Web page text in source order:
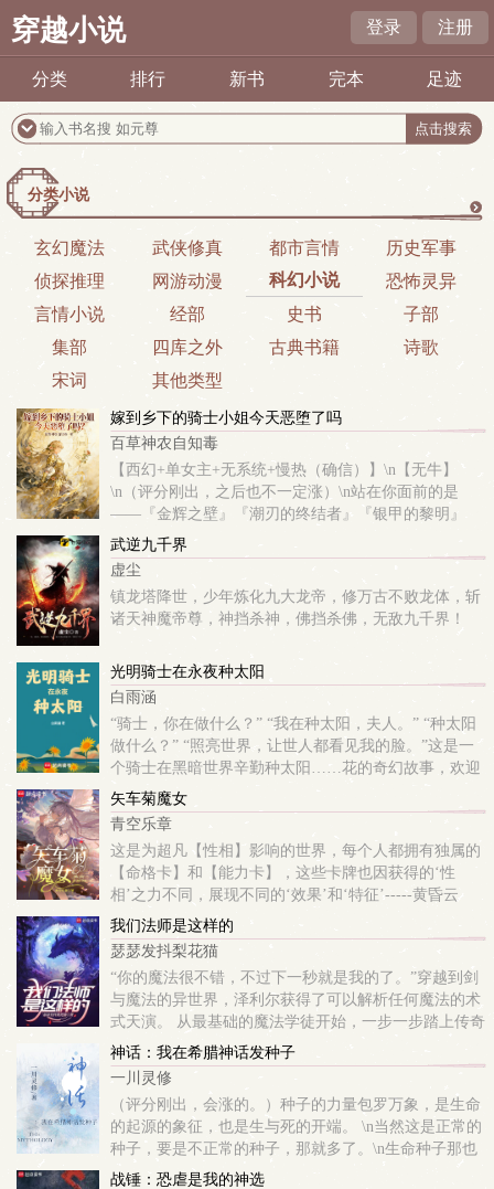
穿越小说 登录 注册
分类 排行 新书 完本 足迹
分类小说
玄幻魔法 武侠修真 都市言情
历史军事
侦探推理
网游动漫 科幻小说
恐怖灵异
言情小说
经部 史书
子部
集部
四库之外 古典书籍
诗歌
宋词
其他类型
嫁到乡下的骑士小姐今天恶堕了吗
百草神农自知毒
【西幻+单女主+无系统+慢热（确信）】\n【无牛】
\n（评分刚出，之后也不一定涨）\n站在你面前的是
——『金辉之壁』『潮刃的终结者』『银甲的黎明』
『海妖的噩梦』『太阳之下最后的防线』——帝国第一
骑士奥菲利娅。 \n而你不过是帝国一位默默...
武逆九千界
虚尘
镇龙塔降世，少年炼化九大龙帝，修万古不败龙体，斩
诸天神魔帝尊，神挡杀神，佛挡杀佛，无敌九千界！
光明骑士在永夜种太阳
白雨涵
“骑士，你在做什么？” “我在种太阳，夫人。” “种太阳
做什么？” “照亮世界，让世人都看见我的脸。”这是一
个骑士在黑暗世界辛勤种太阳……花的奇幻故事，欢迎
品鉴。
矢车菊魔女
青空乐章
这是为超凡【性相】影响的世界，每个人都拥有独属的
【命格卡】和【能力卡】，这些卡牌也因获得的‘性
相’之力不同，展现不同的‘效果’和‘特征’-----黄昏云
海，大蛇遨游于天际大蛇，背负世界的大蛇七块大陆于
蛇背之上起伏，亿万生灵随之于云海飘摇这是为...
我们法师是这样的
瑟瑟发抖梨花猫
“你的魔法很不错，不过下一秒就是我的了。”穿越到剑
与魔法的异世界，泽利尔获得了可以解析任何魔法的术
式天演。 从最基础的魔法学徒开始，一步一步踏上传奇
之路。人类，矮人，精灵，兽人，诸多种族竞争生存。
哥布林，史莱姆，狗头人，巨龙，各...
神话：我在希腊神话发种子
一川灵修
（评分刚出，会涨的。）种子的力量包罗万象，是生命
的起源的象征，也是生与死的开端。 \n当然这是正常的
种子，要是不正常的种子，那就多了。\n生命种子那也
是种子，磁场种子也是种子，以身为种，那也是种子，
战锤：恐虐是我的神选